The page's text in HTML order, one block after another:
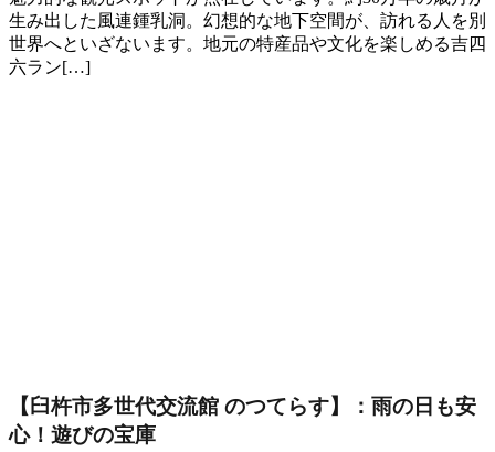
生み出した風連鍾乳洞。幻想的な地下空間が、訪れる人を別
世界へといざないます。地元の特産品や文化を楽しめる吉四
六ラン[…]
【臼杵市多世代交流館 のつてらす】：雨の日も安
心！遊びの宝庫